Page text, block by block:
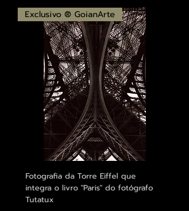
Exclusivo ® GoianArte
Fotografia da Torre Eiffel que
integra o livro "Paris" do fotógrafo
Tutatux